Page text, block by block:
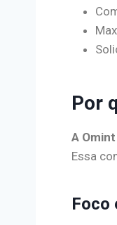
Por
A
Essa
Foco